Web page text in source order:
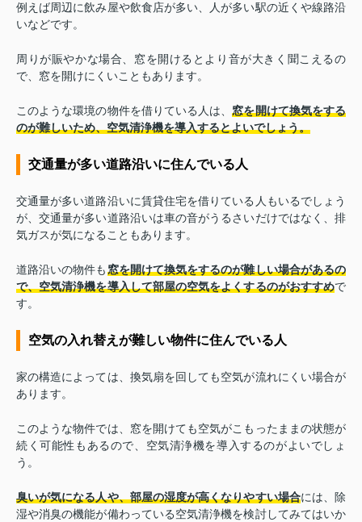
例えば周辺に飲み屋や飲食店が多い、人が多い駅の近くや線路沿
いなどです。
周りが賑やかな場合、窓を開けるとより音が大きく聞こえるの
で、窓を開けにくいこともあります。
このような環境の物件を借りている人は、窓を開けて換気をする
のが難しいため、空気清浄機を導入するとよいでしょう。
交通量が多い道路沿いに住んでいる人
交通量が多い道路沿いに賃貸住宅を借りている人もいるでしょう
が、交通量が多い道路沿いは車の音がうるさいだけではなく、排
気ガスが気になることもあります。
道路沿いの物件も窓を開けて換気をするのが難しい場合があるの
で、空気清浄機を導入して部屋の空気をよくするのがおすすめで
す。
空気の入れ替えが難しい物件に住んでいる人
家の構造によっては、換気扇を回しても空気が流れにくい場合が
あります。
このような物件では、窓を開けても空気がこもったままの状態が
続く可能性もあるので、空気清浄機を導入するのがよいでしょ
う。
臭いが気になる人や、部屋の湿度が高くなりやすい場合には、除
湿や消臭の機能が備わっている空気清浄機を検討してみてはいか